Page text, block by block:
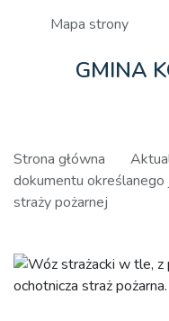
Mapa strony
GMINA
Strona główna
dokumentu
straży pożarnej